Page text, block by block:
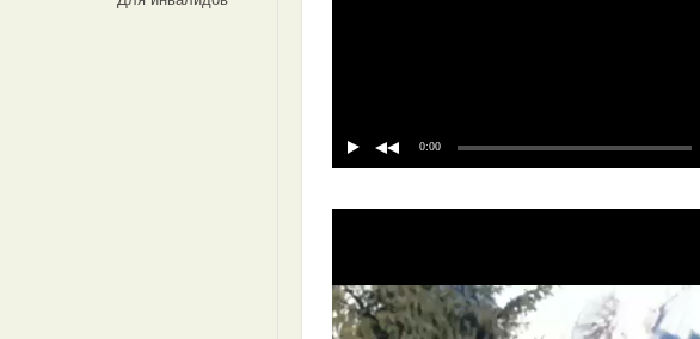
0:00